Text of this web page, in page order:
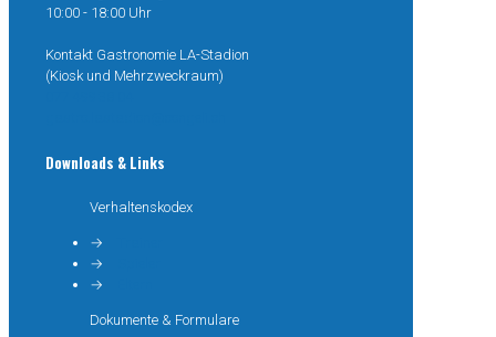
10:00 - 18:00 Uhr
Kontakt Gastronomie LA-Stadion
(Kiosk und Mehrzweckraum)
Downloads & Links
Verhaltenskodex
→
→
→
Dokumente & Formulare